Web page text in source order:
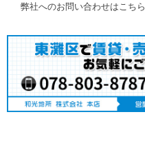
弊社へのお問い合わせはこち